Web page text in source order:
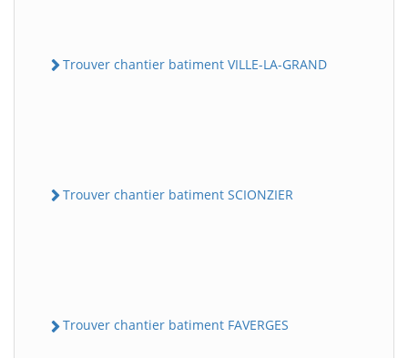
Trouver chantier batiment VILLE-LA-GRAND
Trouver chantier batiment SCIONZIER
Trouver chantier batiment FAVERGES